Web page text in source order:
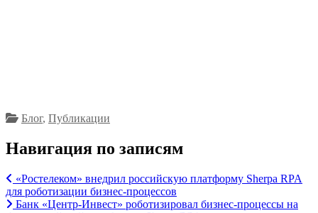
Блог, Публикации
Навигация по записям
«Ростелеком» внедрил российскую платформу Sherpa RPA
для роботизации бизнес-процессов
Банк «Центр-Инвест» роботизировал бизнес-процессы на